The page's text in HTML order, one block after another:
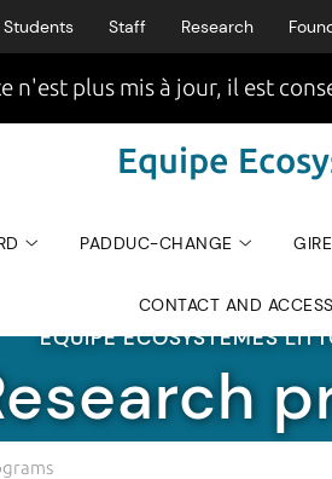
Students Staff Research
n'est plus mis à jour, il est
Equipe
PADDUC-CHANGE
CONTACT AND
EQUIPE ECOSYSTÈMES